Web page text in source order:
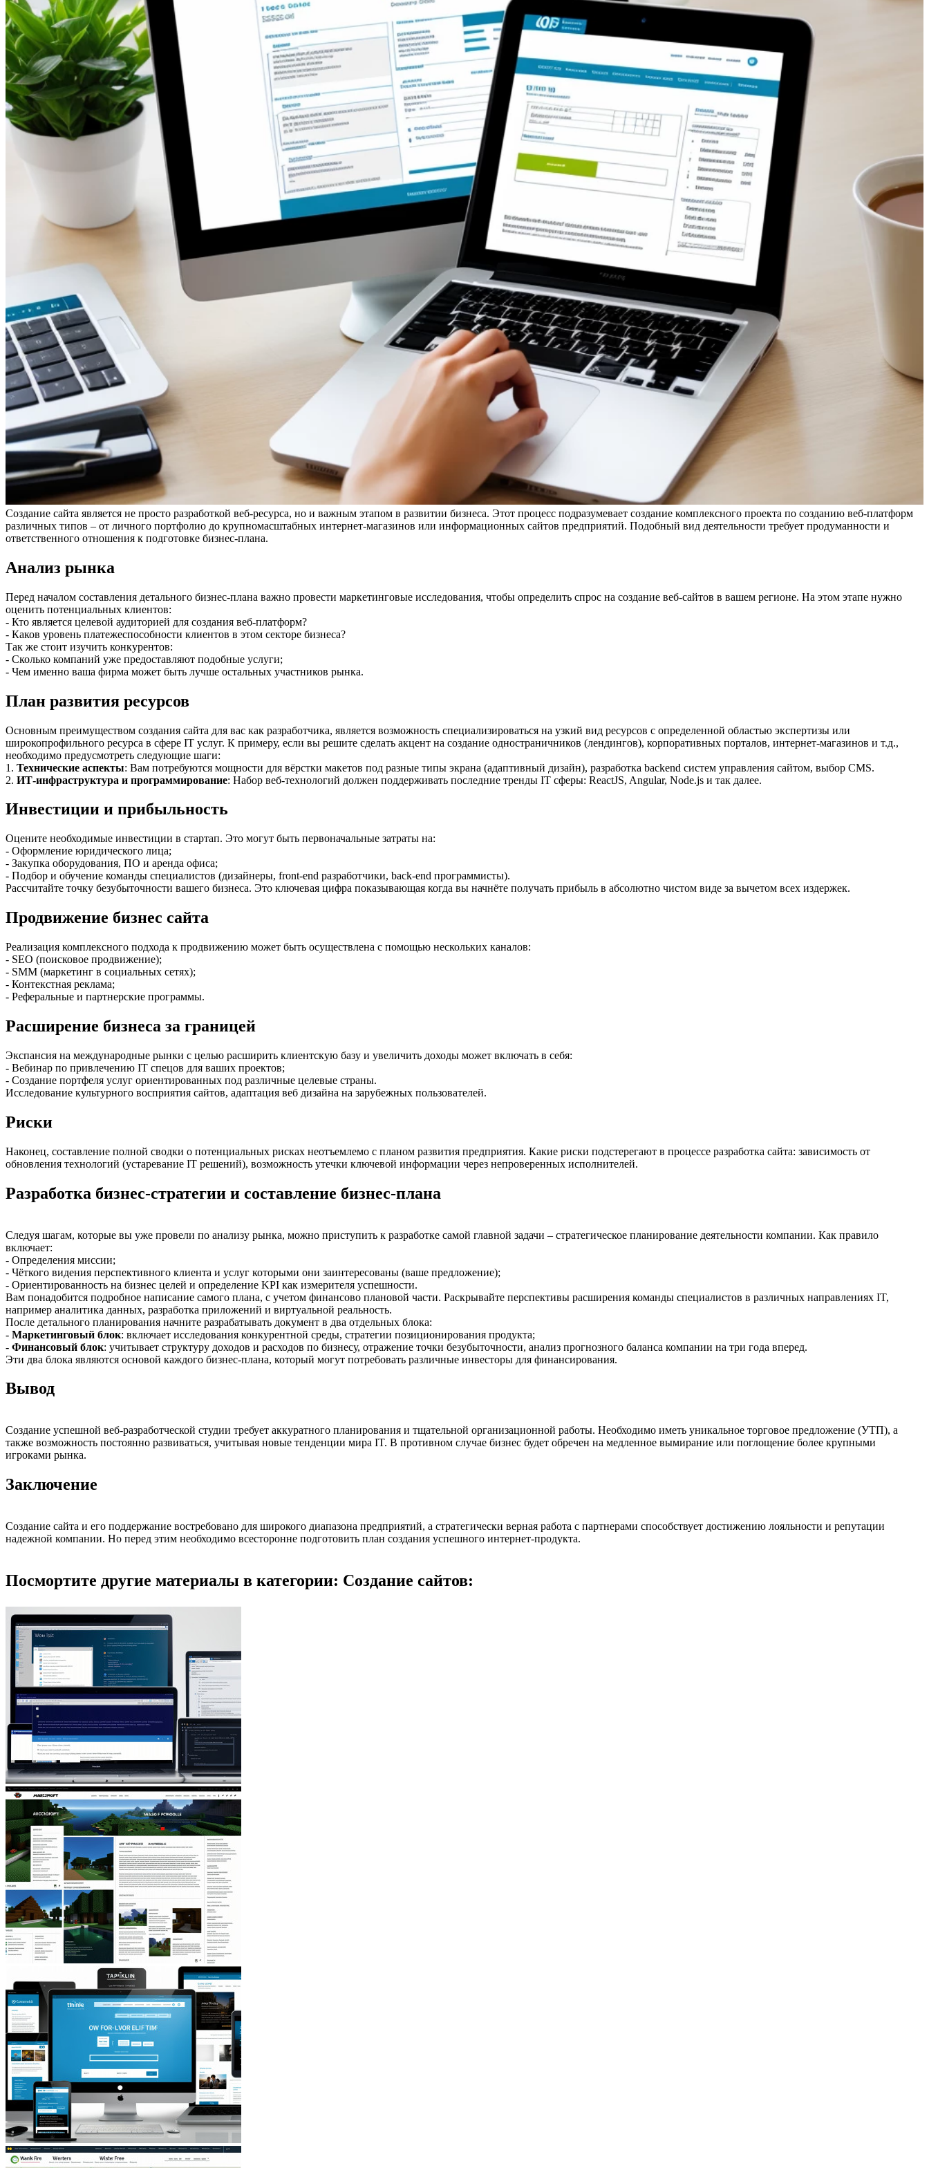
Создание сайта является не просто разработкой веб-ресурса, но и важным этапом в развитии бизнеса. Этот процесс подразумевает создание комплексного проекта по созданию веб-платформ
различных типов – от личного портфолио до крупномасштабных интернет-магазинов или информационных сайтов предприятий. Подобный вид деятельности требует продуманности и
ответственного отношения к подготовке бизнес-плана.
Анализ рынка
Перед началом составления детального бизнес-плана важно провести маркетинговые исследования, чтобы определить спрос на создание веб-сайтов в вашем регионе. На этом этапе нужно
оценить потенциальных клиентов:
- Кто является целевой аудиторией для создания веб-платформ?
- Каков уровень платежеспособности клиентов в этом секторе бизнеса?
Так же стоит изучить конкурентов:
- Сколько компаний уже предоставляют подобные услуги;
- Чем именно ваша фирма может быть лучше остальных участников рынка.
План развития ресурсов
Основным преимуществом создания сайта для вас как разработчика, является возможность специализироваться на узкий вид ресурсов с определенной областью экспертизы или
широкопрофильного ресурса в сфере IT услуг. К примеру, если вы решите сделать акцент на создание одностраничников (лендингов), корпоративных порталов, интернет-магазинов и т.д.,
необходимо предусмотреть следующие шаги:
1. Технические аспекты: Вам потребуются мощности для вёрстки макетов под разные типы экрана (адаптивный дизайн), разработка backend систем управления сайтом, выбор CMS.
2. ИТ-инфраструктура и программирование: Набор веб-технологий должен поддерживать последние тренды IT сферы: ReactJS, Angular, Node.js и так далее.
Инвестиции и прибыльность
Оцените необходимые инвестиции в стартап. Это могут быть первоначальные затраты на:
- Оформление юридического лица;
- Закупка оборудования, ПО и аренда офиса;
- Подбор и обучение команды специалистов (дизайнеры, front-end разработчики, back-end программисты).
Рассчитайте точку безубыточности вашего бизнеса. Это ключевая цифра показывающая когда вы начнёте получать прибыль в абсолютно чистом виде за вычетом всех издержек.
Продвижение бизнес сайта
Реализация комплексного подхода к продвижению может быть осуществлена с помощью нескольких каналов:
- SEO (поисковое продвижение);
- SMM (маркетинг в социальных сетях);
- Контекстная реклама;
- Реферальные и партнерские программы.
Расширение бизнеса за границей
Экспансия на международные рынки с целью расширить клиентскую базу и увеличить доходы может включать в себя:
- Вебинар по привлечению IT спецов для ваших проектов;
- Создание портфеля услуг ориентированных под различные целевые страны.
Исследование культурного восприятия сайтов, адаптация веб дизайна на зарубежных пользователей.
Риски
Наконец, составление полной сводки о потенциальных рисках неотъемлемо с планом развития предприятия. Какие риски подстерегают в процессе разработка сайта: зависимость от
обновления технологий (устаревание IT решений), возможность утечки ключевой информации через непроверенных исполнителей.
Разработка бизнес-стратегии и составление бизнес-плана
Следуя шагам, которые вы уже провели по анализу рынка, можно приступить к разработке самой главной задачи – стратегическое планирование деятельности компании. Как правило
включает:
- Определения миссии;
- Чёткого видения перспективного клиента и услуг которыми они заинтересованы (ваше предложение);
- Ориентированность на бизнес целей и определение KPI как измерителя успешности.
Вам понадобится подробное написание самого плана, с учетом финансово плановой части. Раскрывайте перспективы расширения команды специалистов в различных направлениях IT,
например аналитика данных, разработка приложений и виртуальной реальность.
После детального планирования начните разрабатывать документ в два отдельных блока:
- Маркетинговый блок: включает исследования конкурентной среды, стратегии позиционирования продукта;
- Финансовый блок: учитывает структуру доходов и расходов по бизнесу, отражение точки безубыточности, анализ прогнозного баланса компании на три года вперед.
Эти два блока являются основой каждого бизнес-плана, который могут потребовать различные инвесторы для финансирования.
Вывод
Создание успешной веб-разработческой студии требует аккуратного планирования и тщательной организационной работы. Необходимо иметь уникальное торговое предложение (УТП), а
также возможность постоянно развиваться, учитывая новые тенденции мира IT. В противном случае бизнес будет обречен на медленное вымирание или поглощение более крупными
игроками рынка.
Заключение
Создание сайта и его поддержание востребовано для широкого диапазона предприятий, а стратегически верная работа с партнерами способствует достижению лояльности и репутации
надежной компании. Но перед этим необходимо всесторонне подготовить план создания успешного интернет-продукта.
Посмортите другие материалы в категории: Создание сайтов: